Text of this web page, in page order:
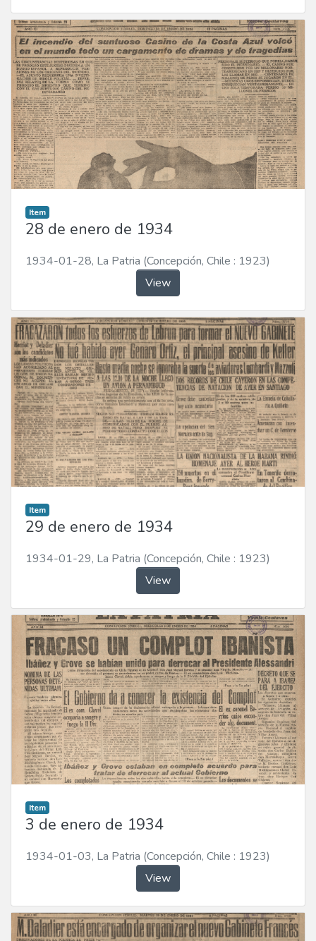
Item
28 de enero de 1934
1934-01-28, La Patria (Concepción, Chile : 1923)
View
Item
29 de enero de 1934
1934-01-29, La Patria (Concepción, Chile : 1923)
View
Item
3 de enero de 1934
1934-01-03, La Patria (Concepción, Chile : 1923)
View